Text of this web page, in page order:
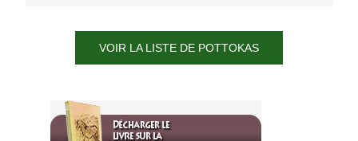
VOIR LA LISTE DE POTTOKAS